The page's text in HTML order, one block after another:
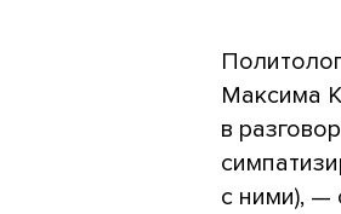
Максима
в
с ними), —